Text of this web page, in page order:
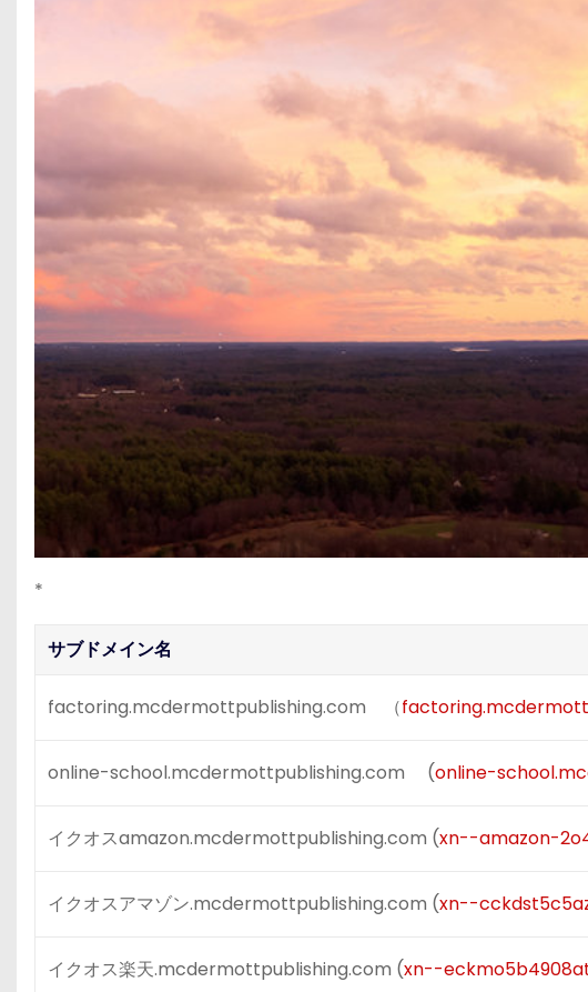
*
サブドメイン名
factoring.mcdermottpublishing.com （
online-school.mcdermottpublishing.com (online-
イクオスamazon.mcdermottpublishing.com (xn--amazon-
イクオスアマゾン.mcdermottpublishing.com (xn--
イクオス楽天.mcdermottpublishing.com (xn--